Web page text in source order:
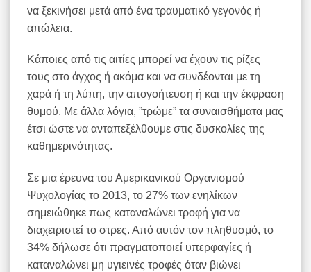
να ξεκινήσει μετά από ένα τραυματικό γεγονός ή
απώλεια.
Κάποιες από τις αιτίες μπορεί να έχουν τις ρίζες
τους στο άγχος ή ακόμα και να συνδέονται με τη
χαρά ή τη λύπη, την απογοήτευση ή και την έκφραση
θυμού. Με άλλα λόγια, ”τρώμε” τα συναισθήματα μας
έτσι ώστε να ανταπεξέλθουμε στις δυσκολίες της
καθημερινότητας.
Σε μια έρευνα του Αμερικανικού Οργανισμού
Ψυχολογίας το 2013, το 27% των ενηλίκων
σημειώθηκε πως καταναλώνει τροφή για να
διαχειριστεί το στρες. Από αυτόν τον πληθυσμό, το
34% δήλωσε ότι πραγματοποιεί υπερφαγίες ή
καταναλώνει μη υγιεινές τροφές όταν βιώνει